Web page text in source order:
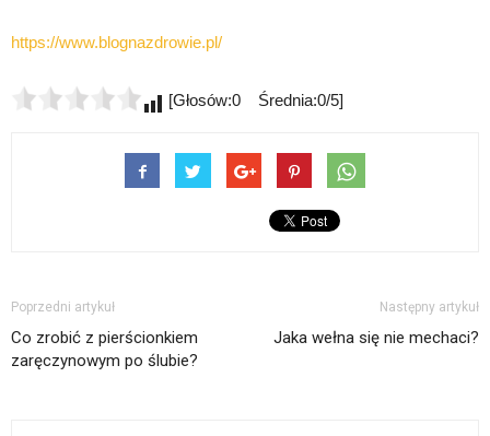
https://www.blognazdrowie.pl/
[Głosów:0 Średnia:0/5]
Poprzedni artykuł
Co zrobić z pierścionkiem
zaręczynowym po ślubie?
Następny artykuł
Jaka wełna się nie mechaci?